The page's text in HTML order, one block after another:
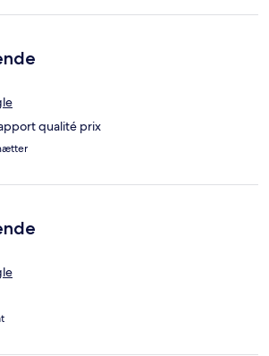
qualité prix